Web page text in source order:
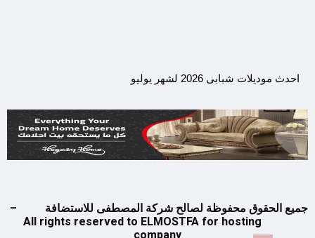
احدث موديلات شبابى 2026 لشهر يوليو
جميع الحقوق محفوظة لصالح شركة المصطفى للاستضافة –
All rights reserved to ELMOSTFA for hosting